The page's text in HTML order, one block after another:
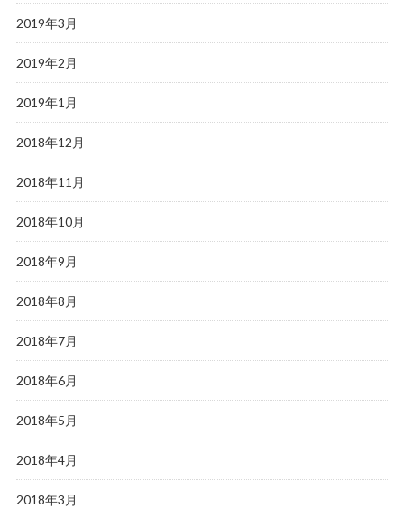
2019年3月
2019年2月
2019年1月
2018年12月
2018年11月
2018年10月
2018年9月
2018年8月
2018年7月
2018年6月
2018年5月
2018年4月
2018年3月